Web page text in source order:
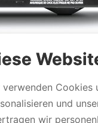
verwenden Cookies
und
wir